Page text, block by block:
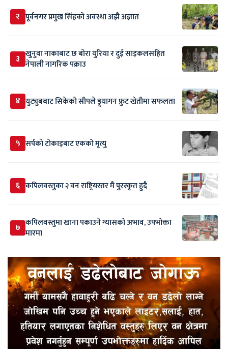
२ पूर्वनगर प्रमुख सिंहको अवस्था अझै अज्ञात
३ खुनुवा नाकाबाट छ बोरा युरिया र दुई साइकलसहित
नेपाली नागरिक पक्राउ
४ युट्युबबाट सिकेको सीपले ड्र्यागन फ्रुट खेतीमा सफलता
५ सर्पकाे टाेकाइबाट एकको मृत्यु
६ कपिलवस्तुका २ वन राष्ट्रियस्तर मै पुरस्कृत हुदै
७ कपिलवस्तुमा खाना पकाउने ग्यासको अभाव, उपभोक्ता
मारमा